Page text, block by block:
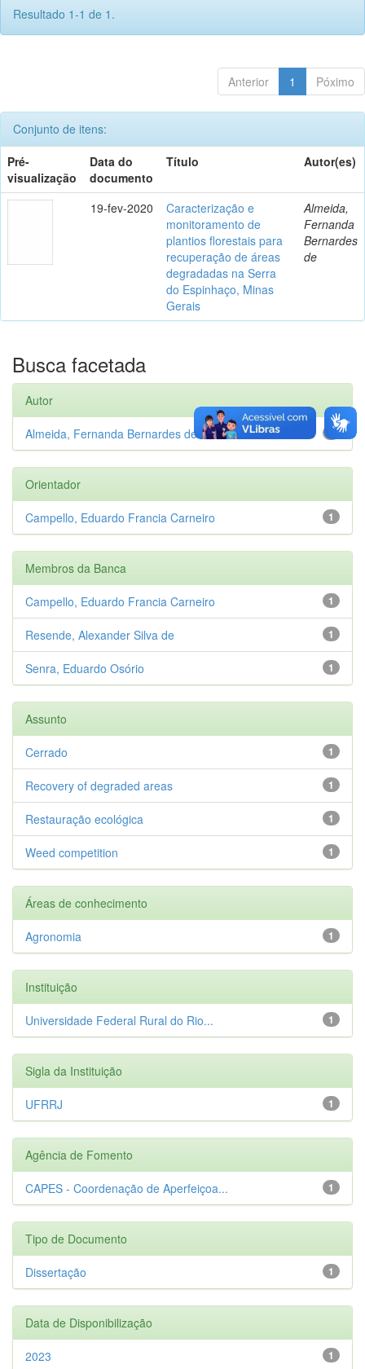
Resultado 1-1 de 1.
Anterior 1 Póximo
Conjunto de itens:
Pré-
visualização
Data do
documento
Título Autor(es)
19-fev-2020
Caracterização e
monitoramento de
plantios florestais para
recuperação de áreas
degradadas na Serra
do Espinhaço, Minas
Gerais
Almeida,
Fernanda
Bernardes
de
Busca facetada
Autor
1
Almeida, Fernanda Bernardes de
Orientador
1
Campello, Eduardo Francia Carneiro
Membros da Banca
1
Campello, Eduardo Francia Carneiro
1
Resende, Alexander Silva de
1
Senra, Eduardo Osório
Assunto
1
Cerrado
1
Recovery of degraded areas
1
Restauração ecológica
1
Weed competition
Áreas de conhecimento
1
Agronomia
Instituição
1
Universidade Federal Rural do Rio...
Sigla da Instituição
1
UFRRJ
Agência de Fomento
1
CAPES - Coordenação de Aperfeiçoa...
Tipo de Documento
1
Dissertação
Data de Disponibilização
1
2023